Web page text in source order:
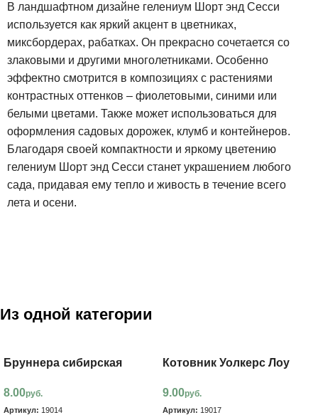
В ландшафтном дизайне гелениум Шорт энд Сесси
используется как яркий акцент в цветниках,
миксбордерах, рабатках. Он прекрасно сочетается со
злаковыми и другими многолетниками. Особенно
эффектно смотрится в композициях с растениями
контрастных оттенков – фиолетовыми, синими или
белыми цветами. Также может использоваться для
оформления садовых дорожек, клумб и контейнеров.
Благодаря своей компактности и яркому цветению
гелениум Шорт энд Сесси станет украшением любого
сада, придавая ему тепло и живость в течение всего
лета и осени.
Из одной категории
Бруннера сибирская
8.00руб.
Артикул: 19014
Котовник Уолкерс Лоу
9.00руб.
Артикул: 19017